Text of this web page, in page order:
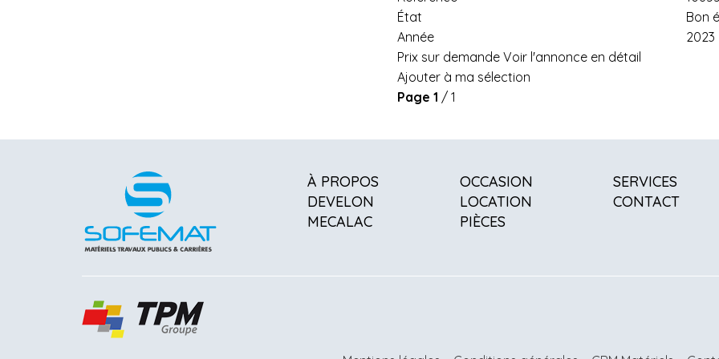
État
Bon
Année
2023
Prix sur demandeVoir l'annonce en détail
Ajouter à ma sélection
Page 1 / 1
À PROPOS
DEVELON
MECALAC
OCCASION
LOCATION
PIÈCES
SERVICES
CONTACT